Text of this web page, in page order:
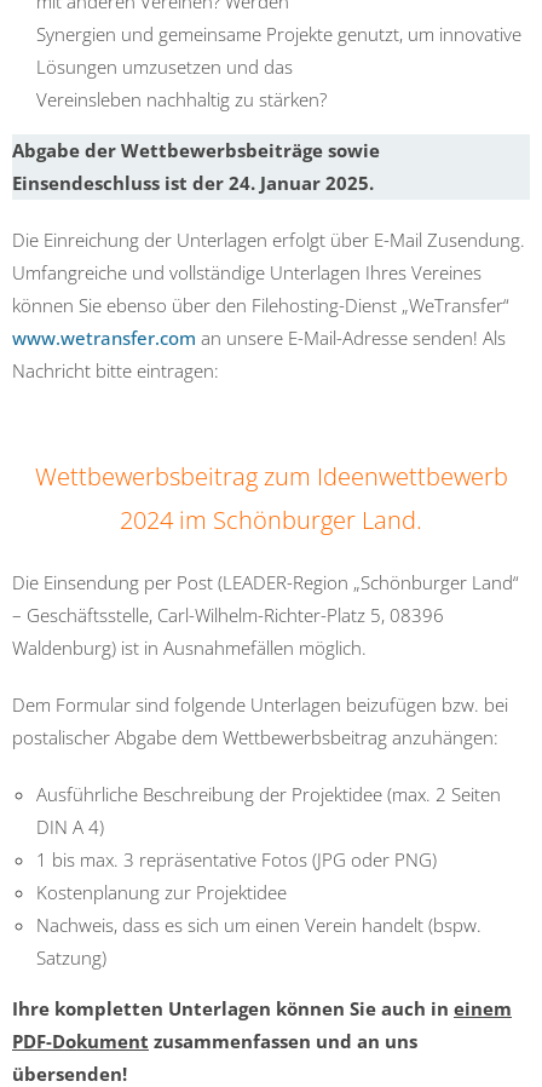
Synergien und gemeinsame Projekte genutzt, um innovative
Lösungen umzusetzen und das
Vereinsleben nachhaltig zu stärken?
Abgabe der Wettbewerbsbeiträge sowie
Einsendeschluss ist der 24. Januar 2025.
Die Einreichung der Unterlagen erfolgt über E-Mail Zusendung.
Umfangreiche und vollständige Unterlagen Ihres Vereines
können Sie ebenso über den Filehosting-Dienst „WeTransfer“
www.wetransfer.com an unsere E-Mail-Adresse senden! Als
Nachricht bitte eintragen:
Wettbewerbsbeitrag zum Ideenwettbewerb
2024 im Schönburger Land.
Die Einsendung per Post (LEADER-Region „Schönburger Land“
– Geschäftsstelle, Carl-Wilhelm-Richter-Platz 5, 08396
Waldenburg) ist in Ausnahmefällen möglich.
Dem Formular sind folgende Unterlagen beizufügen bzw. bei
postalischer Abgabe dem Wettbewerbsbeitrag anzuhängen:
Ausführliche Beschreibung der Projektidee (max. 2 Seiten
DIN A 4)
1 bis max. 3 repräsentative Fotos (JPG oder PNG)
Kostenplanung zur Projektidee
Nachweis, dass es sich um einen Verein handelt (bspw.
Satzung)
Ihre kompletten Unterlagen können Sie auch in einem
PDF-Dokument zusammenfassen und an uns
übersenden!